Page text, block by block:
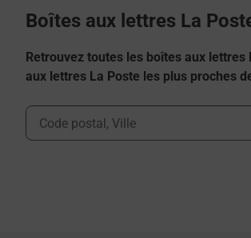
Boîtes aux lettres La
Retrouvez toutes les boîtes aux
aux lettres La Poste les plus proches
Ville, Département, Code Postal